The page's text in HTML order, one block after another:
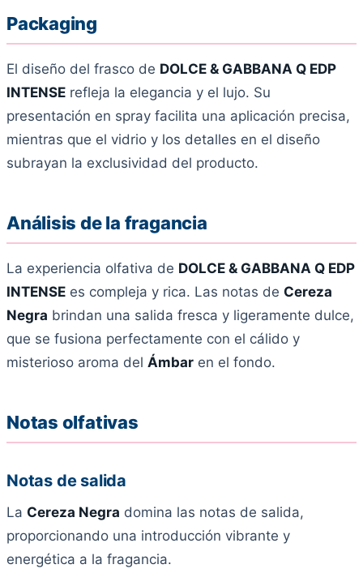
Packaging
El diseño del frasco de DOLCE & GABBANA Q EDP
INTENSE refleja la elegancia y el lujo. Su
presentación en spray facilita una aplicación precisa,
mientras que el vidrio y los detalles en el diseño
subrayan la exclusividad del producto.
Análisis de la fragancia
La experiencia olfativa de DOLCE & GABBANA Q EDP
INTENSE es compleja y rica. Las notas de Cereza
Negra brindan una salida fresca y ligeramente dulce,
que se fusiona perfectamente con el cálido y
misterioso aroma del Ámbar en el fondo.
Notas olfativas
Notas de salida
La Cereza Negra domina las notas de salida,
proporcionando una introducción vibrante y
energética a la fragancia.